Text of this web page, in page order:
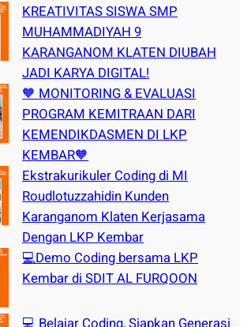
KREATIVITAS SISWA SMP
MUHAMMADIYAH 9
KARANGANOM KLATEN DIUBAH
JADI KARYA DIGITAL!
🧡 MONITORING & EVALUASI
PROGRAM KEMITRAAN DARI
KEMENDIKDASMEN DI LKP
KEMBAR🧡
Ekstrakurikuler Coding di MI
Roudlotuzzahidin Kunden
Karanganom Klaten Kerjasama
Dengan LKP Kembar
💻Demo Coding bersama LKP
Kembar di SDIT AL FURQOON